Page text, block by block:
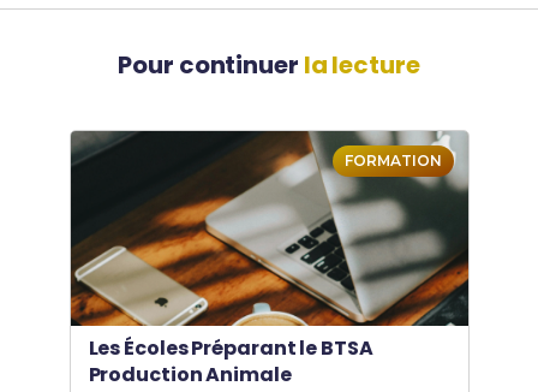
Pour continuer la lecture
FORMATION
Les Écoles Préparant le BTSA
Production Animale